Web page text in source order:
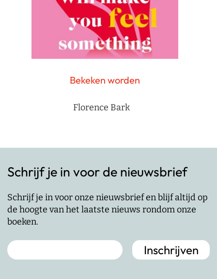
Bekeken worden
Florence Bark
Schrijf je in voor de nieuwsbrief
Schrijf je in voor onze nieuwsbrief en blijf altijd op
de hoogte van het laatste nieuws rondom onze
boeken.